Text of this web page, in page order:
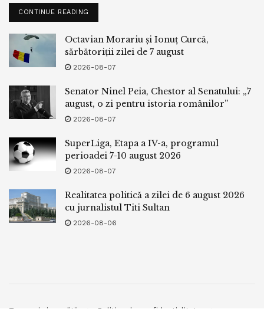
CONTINUE READING
Octavian Morariu și Ionuț Curcă,
sărbătoriții zilei de 7 august
2026-08-07
Senator Ninel Peia, Chestor al Senatului: „7
august, o zi pentru istoria românilor”
2026-08-07
SuperLiga, Etapa a IV-a, programul
perioadei 7-10 august 2026
2026-08-07
Realitatea politică a zilei de 6 august 2026
cu jurnalistul Titi Sultan
2026-08-06